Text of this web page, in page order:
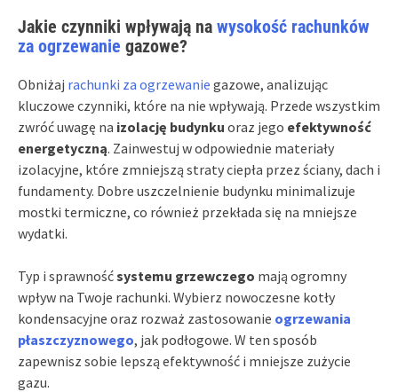
Jakie czynniki wpływają na wysokość rachunków
za ogrzewanie gazowe?
Obniżaj rachunki za ogrzewanie gazowe, analizując
kluczowe czynniki, które na nie wpływają. Przede wszystkim
zwróć uwagę na izolację budynku oraz jego efektywność
energetyczną. Zainwestuj w odpowiednie materiały
izolacyjne, które zmniejszą straty ciepła przez ściany, dach i
fundamenty. Dobre uszczelnienie budynku minimalizuje
mostki termiczne, co również przekłada się na mniejsze
wydatki.
Typ i sprawnośćsystemu grzewczego mają ogromny
wpływ na Twoje rachunki. Wybierz nowoczesne kotły
kondensacyjne oraz rozważ zastosowanie ogrzewania
płaszczyznowego, jak podłogowe. W ten sposób
zapewnisz sobie lepszą efektywność i mniejsze zużycie
gazu.